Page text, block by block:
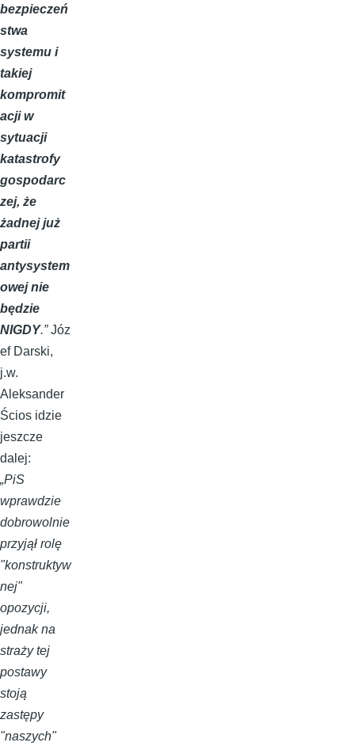
bezpieczeń
stwa
systemu i
takiej
kompromit
acji w
sytuacji
katastrofy
gospodarc
zej, że
żadnej już
partii
antysystem
owej nie
będzie
NIGDY.”Józ
ef Darski,
j.w.
Aleksander
Ścios idzie
jeszcze
dalej:
„PiS
wprawdzie
dobrowolnie
przyjął rolę
"konstruktyw
nej"
opozycji,
jednak na
straży tej
postawy
stoją
zastępy
"naszych"